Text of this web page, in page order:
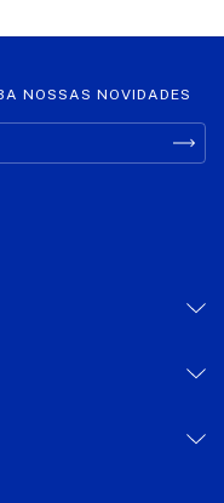
NOSSAS NOVIDADES